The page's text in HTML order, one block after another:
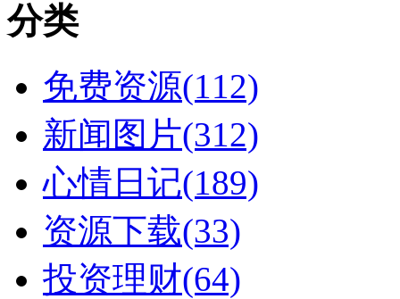
分类
免费资源(112)
新闻图片(312)
心情日记(189)
资源下载(33)
投资理财(64)